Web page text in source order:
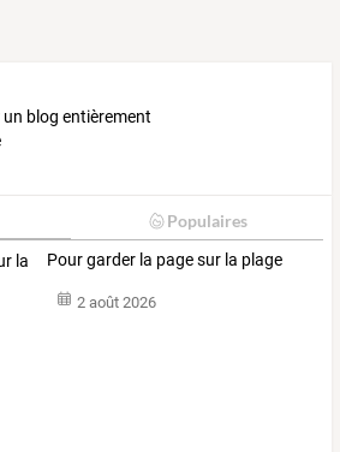
un blog entièrement
Populaires
Pour garder la page sur la plage
2 août 2026